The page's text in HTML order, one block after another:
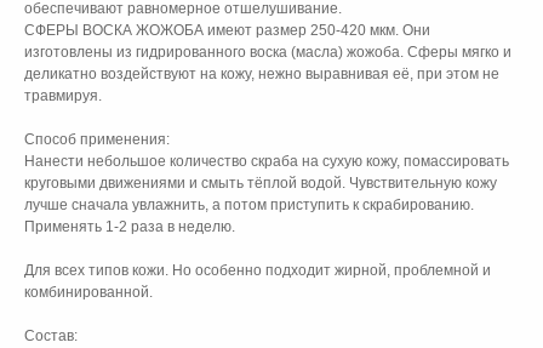
обеспечивают равномерное отшелушивание.
СФЕРЫ ВОСКА ЖОЖОБА имеют размер 250-420 мкм. Они
изготовлены из гидрированного воска (масла) жожоба. Сферы мягко и
деликатно воздействуют на кожу, нежно выравнивая её, при этом не
травмируя.
Способ применения:
Нанести небольшое количество скраба на сухую кожу, помассировать
круговыми движениями и смыть тёплой водой. Чувствительную кожу
лучше сначала увлажнить, а потом приступить к скрабированию.
Применять 1-2 раза в неделю.
Для всех типов кожи. Но особенно подходит жирной, проблемной и
комбинированной.
Состав: